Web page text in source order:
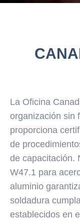
La Oficina
organización sin
proporciona
de
de capacitación.
W47.1 para
aluminio
soldadura
establecidos en